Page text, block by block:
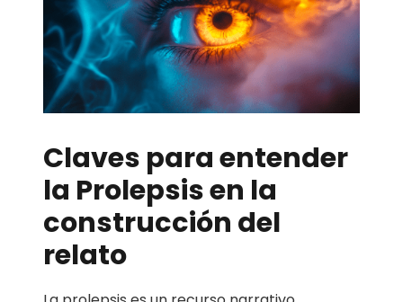
Claves para entender
la Prolepsis en la
construcción del
relato